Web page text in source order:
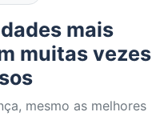
mais
muitas vezes
mesmo as melhores